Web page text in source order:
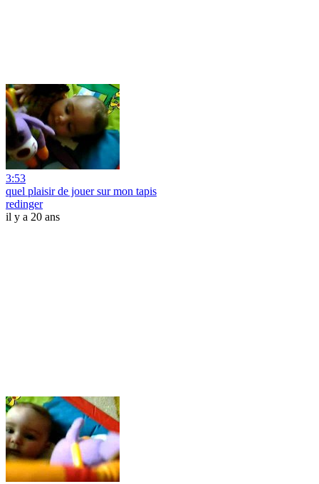
3:53
quel plaisir de jouer sur mon tapis
redinger
il y a 20 ans